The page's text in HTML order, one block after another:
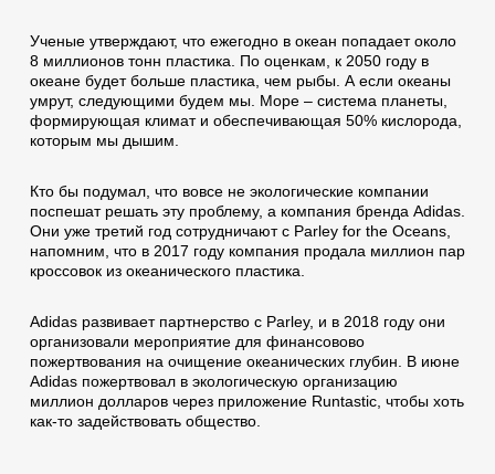
Ученые утверждают, что ежегодно в океан попадает около
8 миллионов тонн пластика. По оценкам, к 2050 году в
океане будет больше пластика, чем рыбы. А если океаны
умрут, следующими будем мы. Море – система планеты,
формирующая климат и обеспечивающая 50% кислорода,
которым мы дышим.
Кто бы подумал, что вовсе не экологические компании
поспешат решать эту проблему, а компания бренда Adidas.
Они уже третий год сотрудничают с Parley for the Oceans,
напомним, что в 2017 году компания продала миллион пар
кроссовок из океанического пластика.
Adidas развивает партнерство с Parley, и в 2018 году они
организовали мероприятие для финансовово
пожертвования на очищение океанических глубин. В июне
Adidas пожертвовал в экологическую организацию
миллион долларов через приложение Runtastic, чтобы хоть
как-то задействовать общество.